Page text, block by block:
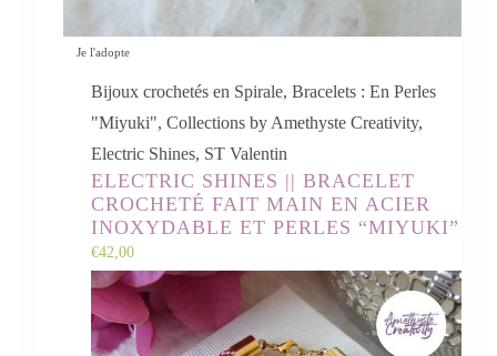
Je l'adopte
Bijoux crochetés en Spirale,Bracelets : En Perles
"Miyuki",Collections by Amethyste Creativity,
Electric Shines, ST Valentin
ELECTRIC SHINES || BRACELET
CROCHETÉ FAIT MAIN EN ACIER
INOXYDABLE ET PERLES “MIYUKI”
€42,00